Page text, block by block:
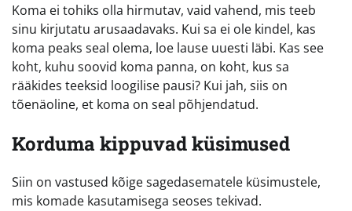
Koma ei tohiks olla hirmutav, vaid vahend, mis teeb
sinu kirjutatu arusaadavaks. Kui sa ei ole kindel, kas
koma peaks seal olema, loe lause uuesti läbi. Kas see
koht, kuhu soovid koma panna, on koht, kus sa
rääkides teeksid loogilise pausi? Kui jah, siis on
tõenäoline, et koma on seal põhjendatud.
Korduma kippuvad küsimused
Siin on vastused kõige sagedasematele küsimustele,
mis komade kasutamisega seoses tekivad.